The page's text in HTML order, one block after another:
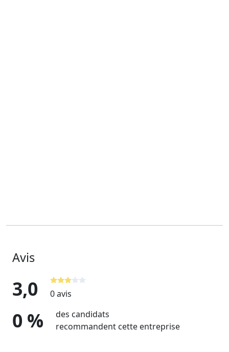
Avis
3,0 0 avis
0 %
des candidats
recommandent cette entreprise